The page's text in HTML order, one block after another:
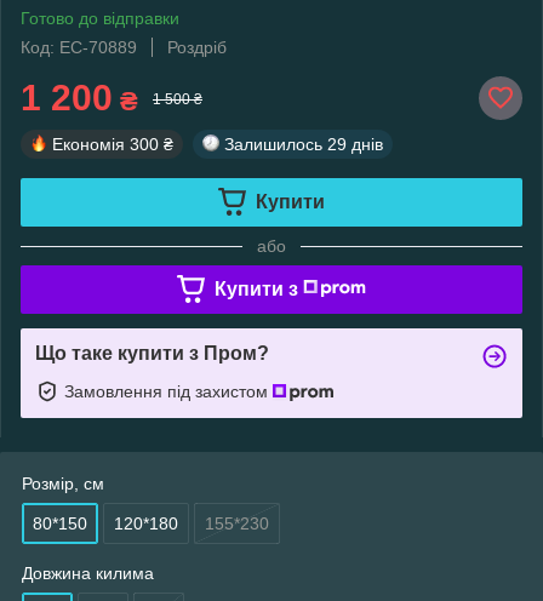
Готово до відправки
Код: EC-70889
Роздріб
1 200 ₴ 1 500 ₴
Економія 300 ₴ Залишилось 29 днів
Купити
або
Купити з
Що таке купити з Пром?
Замовлення під захистом
Розмір, см
80*150 120*180 155*230
Довжина килима